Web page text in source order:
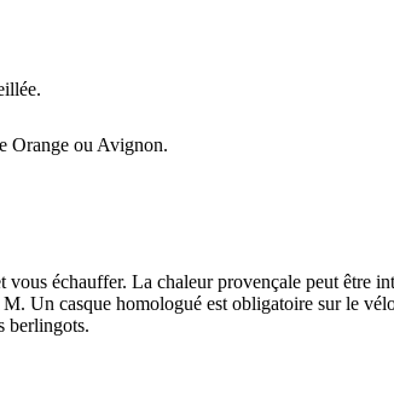
Orange ou Avignon.
échauffer. La chaleur provençale peut être
Un casque homologué est obligatoire sur le
berlingots.